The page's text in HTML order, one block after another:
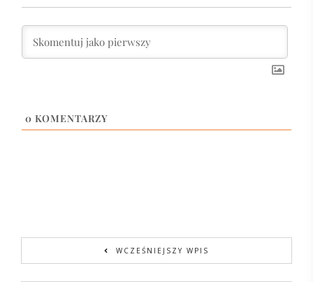
0 KOMENTARZY
WCZEŚNIEJSZY WPIS